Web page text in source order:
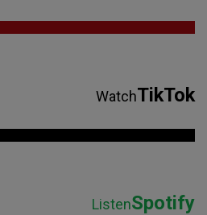
WatchTikTok
ListenSpotify